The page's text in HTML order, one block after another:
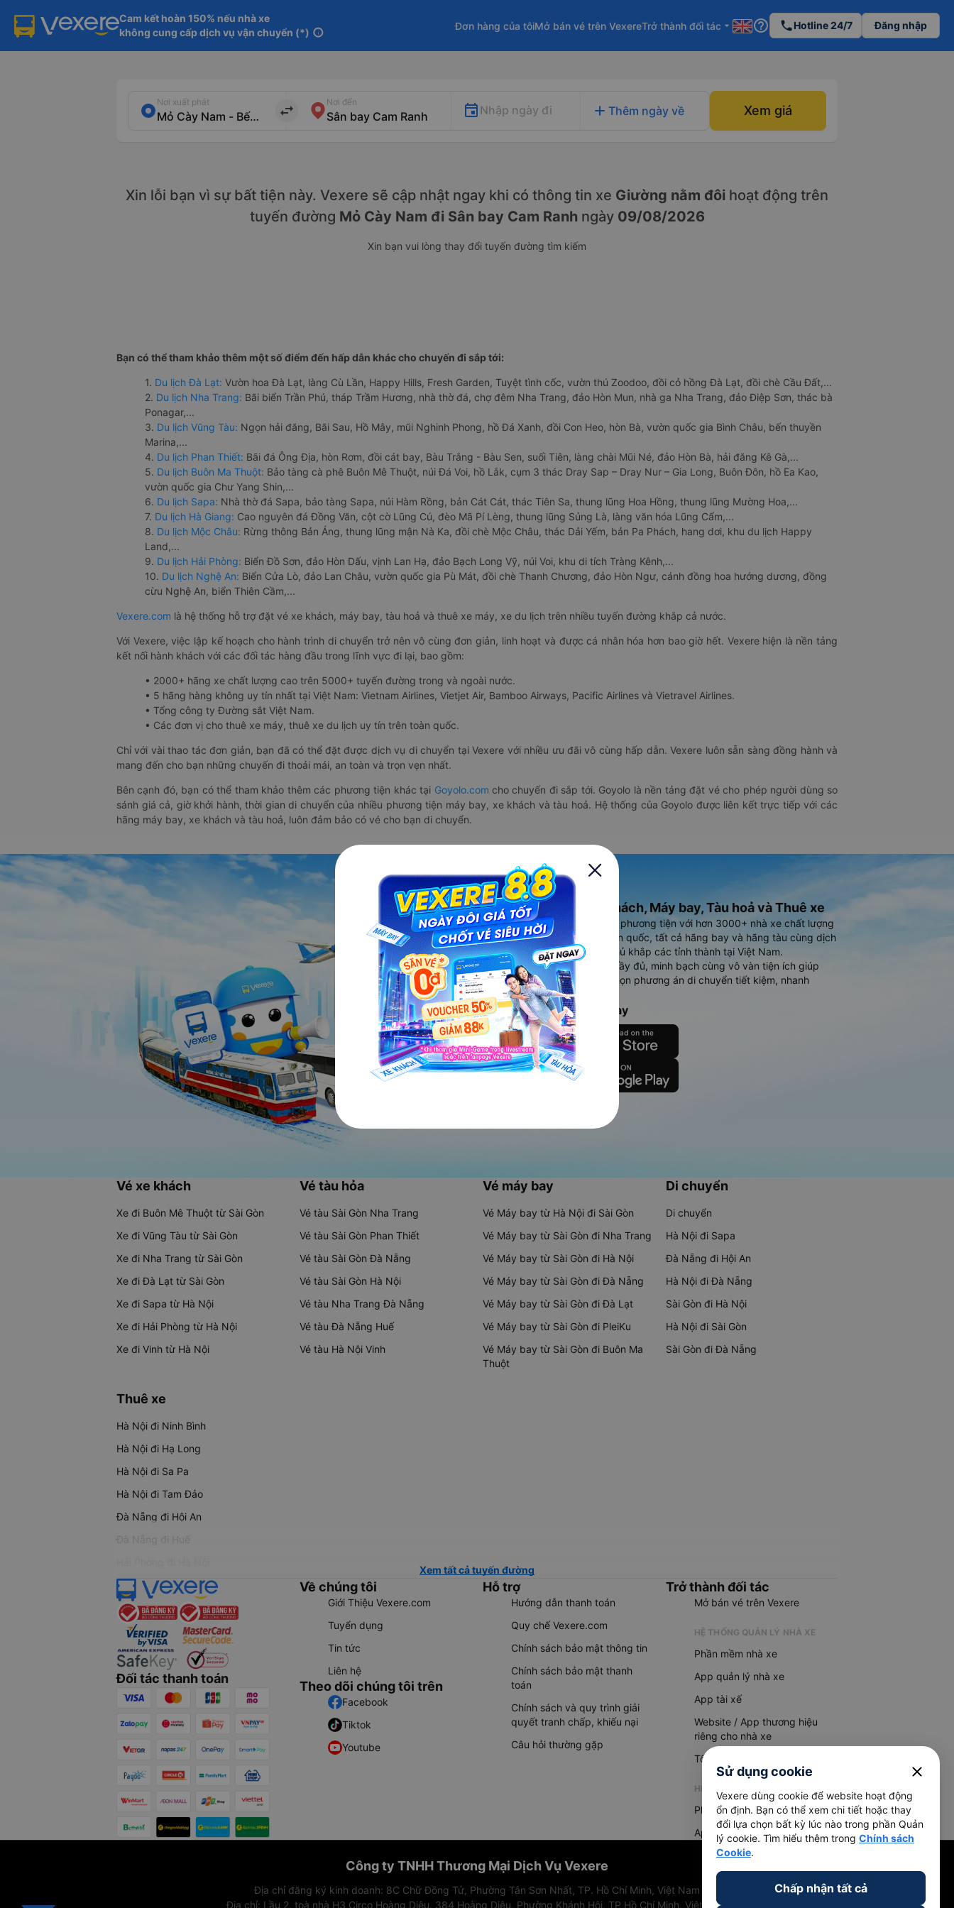
Cam kết hoàn 150% nếu nhà xe
không cung cấp dịch vụ vận chuyển (*) info
Đơn hàng của tôiMở bán vé trên VexereTrở thành đối tác arrow_drop_down help_outline phoneHotline 24/7 Đăng nhập
Nơi xuất phát
import_export
Nơi đến
Nhập ngày đi add Thêm ngày về Xem giá
Xin lỗi bạn vì sự bất tiện này. Vexere sẽ cập nhật ngay khi có thông tin xe Giường nằm đôi hoạt động trên
tuyến đường Mỏ Cày Nam đi Sân bay Cam Ranhngày 09/08/2026
Xin bạn vui lòng thay đổi tuyến đường tìm kiếm
Bạn có thể tham khảo thêm một số điểm đến hấp dẫn khác cho chuyến đi sắp tới:
1. Du lịch Đà Lạt: Vườn hoa Đà Lạt, làng Cù Lần, Happy Hills, Fresh Garden, Tuyệt tình cốc, vườn thú Zoodoo, đồi cỏ hồng Đà Lạt, đồi chè Cầu Đất,...
2. Du lịch Nha Trang: Bãi biển Trần Phú, tháp Trầm Hương, nhà thờ đá, chợ đêm Nha Trang, đảo Hòn Mun, nhà ga Nha Trang, đảo Điệp Sơn, thác bà
Ponagar,...
3. Du lịch Vũng Tàu: Ngọn hải đăng, Bãi Sau, Hồ Mây, mũi Nghinh Phong, hồ Đá Xanh, đồi Con Heo, hòn Bà, vườn quốc gia Bình Châu, bến thuyền
Marina,...
4. Du lịch Phan Thiết: Bãi đá Ông Địa, hòn Rơm, đồi cát bay, Bàu Trắng - Bàu Sen, suối Tiên, làng chài Mũi Né, đảo Hòn Bà, hải đăng Kê Gà,...
5. Du lịch Buôn Ma Thuột: Bảo tàng cà phê Buôn Mê Thuột, núi Đá Voi, hồ Lắk, cụm 3 thác Dray Sap – Dray Nur – Gia Long, Buôn Đôn, hồ Ea Kao,
vườn quốc gia Chư Yang Shin,...
6. Du lịch Sapa: Nhà thờ đá Sapa, bảo tàng Sapa, núi Hàm Rồng, bản Cát Cát, thác Tiên Sa, thung lũng Hoa Hồng, thung lũng Mường Hoa,...
7. Du lịch Hà Giang: Cao nguyên đá Đồng Văn, cột cờ Lũng Cú, đèo Mã Pí Lèng, thung lũng Sủng Là, làng văn hóa Lũng Cẩm,...
8. Du lịch Mộc Châu: Rừng thông Bản Áng, thung lũng mận Nà Ka, đồi chè Mộc Châu, thác Dải Yếm, bản Pa Phách, hang dơi, khu du lịch Happy
Land,...
9. Du lịch Hải Phòng: Biển Đồ Sơn, đảo Hòn Dấu, vịnh Lan Hạ, đảo Bạch Long Vỹ, núi Voi, khu di tích Tràng Kênh,...
10. Du lịch Nghệ An: Biển Cửa Lò, đảo Lan Châu, vườn quốc gia Pù Mát, đồi chè Thanh Chương, đảo Hòn Ngư, cánh đồng hoa hướng dương, đồng
cừu Nghệ An, biển Thiên Cầm,...
Vexere.com là hệ thống hỗ trợ đặt vé xe khách, máy bay, tàu hoả và thuê xe máy, xe du lịch trên nhiều tuyến đường khắp cả nước.
Với Vexere, việc lập kế hoạch cho hành trình di chuyển trở nên vô cùng đơn giản, linh hoạt và được cá nhân hóa hơn bao giờ hết. Vexere hiện là nền tảng
kết nối hành khách với các đối tác hàng đầu trong lĩnh vực đi lại, bao gồm:
• 2000+ hãng xe chất lượng cao trên 5000+ tuyến đường trong và ngoài nước.
• 5 hãng hàng không uy tín nhất tại Việt Nam: Vietnam Airlines, Vietjet Air, Bamboo Airways, Pacific Airlines và Vietravel Airlines.
• Tổng công ty Đường sắt Việt Nam.
• Các đơn vị cho thuê xe máy, thuê xe du lịch uy tín trên toàn quốc.
Chỉ với vài thao tác đơn giản, bạn đã có thể đặt được dịch vụ di chuyển tại Vexere với nhiều ưu đãi vô cùng hấp dẫn. Vexere luôn sẵn sàng đồng hành và
mang đến cho bạn những chuyến đi thoải mái, an toàn và trọn vẹn nhất.
Bên cạnh đó, bạn có thể tham khảo thêm các phương tiện khác tại Goyolo.com cho chuyến đi sắp tới. Goyolo là nền tảng đặt vé cho phép người dùng so
sánh giá cả, giờ khởi hành, thời gian di chuyển của nhiều phương tiện máy bay, xe khách và tàu hoả. Hệ thống của Goyolo được liên kết trực tiếp với các
hãng máy bay, xe khách và tàu hoả, luôn đảm bảo có vé cho bạn di chuyển.
Ứng dụng đặt vé Xe khách, Máy bay, Tàu hoả và Thuê xe
Vexere - ứng dụng đặt vé đa phương tiện với hơn 3000+ nhà xe chất lượng
cao, 5000+ tuyến đường toàn quốc, tất cả hãng bay và hãng tàu cùng dịch
vụ thuê xe máy, xe du lịch phủ khắp các tỉnh thành tại Việt Nam.
Ứng dụng hiển thị thông tin đầy đủ, minh bạch cùng vô vàn tiện ích giúp
người dùng so sánh và lựa chọn phương án di chuyển tiết kiệm, nhanh
chóng và phù hợp nhất.
Tải ứng dụng Vexere ngay
Vé xe khách
Xe đi Buôn Mê Thuột từ Sài Gòn
Xe đi Vũng Tàu từ Sài Gòn
Xe đi Nha Trang từ Sài Gòn
Xe đi Đà Lạt từ Sài Gòn
Xe đi Sapa từ Hà Nội
Xe đi Hải Phòng từ Hà Nội
Xe đi Vinh từ Hà Nội
Vé tàu hỏa
Vé tàu Sài Gòn Nha Trang
Vé tàu Sài Gòn Phan Thiết
Vé tàu Sài Gòn Đà Nẵng
Vé tàu Sài Gòn Hà Nội
Vé tàu Nha Trang Đà Nẵng
Vé tàu Đà Nẵng Huế
Vé tàu Hà Nội Vinh
Vé máy bay
Vé Máy bay từ Hà Nội đi Sài Gòn
Vé Máy bay từ Sài Gòn đi Nha Trang
Vé Máy bay từ Sài Gòn đi Hà Nội
Vé Máy bay từ Sài Gòn đi Đà Nẵng
Vé Máy bay từ Sài Gòn đi Đà Lạt
Vé Máy bay từ Sài Gòn đi PleiKu
Vé Máy bay từ Sài Gòn đi Buôn Ma
Thuột
Di chuyển
Di chuyển
Hà Nội đi Sapa
Đà Nẵng đi Hội An
Hà Nội đi Đà Nẵng
Sài Gòn đi Hà Nội
Hà Nội đi Sài Gòn
Sài Gòn đi Đà Nẵng
Thuê xe
Hà Nội đi Ninh Bình
Hà Nội đi Hạ Long
Hà Nội đi Sa Pa
Hà Nội đi Tam Đảo
Đà Nẵng đi Hội An
Đà Nẵng đi Huế
Xem tất cả tuyến đường
Đối tác thanh toán
Về chúng tôi
Giới Thiệu Vexere.com
Tuyển dụng
Tin tức
Liên hệ
Theo dõi chúng tôi trên
Facebook
Tiktok
Youtube
Hỗ trợ
Hướng dẫn thanh toán
Quy chế Vexere.com
Chính sách bảo mật thông tin
Chính sách bảo mật thanh
toán
Chính sách và quy trình giải
quyết tranh chấp, khiếu nại
Câu hỏi thường gặp
Trở thành đối tác
Mở bán vé trên Vexere
HỆ THỐNG QUẢN LÝ NHÀ XE
Phần mềm nhà xe
App quản lý nhà xe
App tài xế
Website / App thương hiệu
riêng cho nhà xe
Tổng đài AI
HỆ THỐNG QUẢN LÝ HÀNG HOÁ
Phần mềm quản lý hàng hoá
App quản lý hàng hoá
Công ty TNHH Thương Mại Dịch Vụ Vexere
Địa chỉ đăng ký kinh doanh: 8C Chữ Đồng Tử, Phường Tân Sơn Nhất, TP. Hồ Chí Minh, Việt Nam
Địa chỉ: Lầu 2, toà nhà H3 Circo Hoàng Diệu, 384 Hoàng Diệu, Phường Khánh Hội, TP Hồ Chí Minh, Việt Nam
Sử dụng cookie close
Vexere dùng cookie để website hoạt động
ổn định. Bạn có thể xem chi tiết hoặc thay
đổi lựa chọn bất kỳ lúc nào trong phần Quản
lý cookie. Tìm hiểu thêm trong Chính sách
Cookie.
Chấp nhận tất cả